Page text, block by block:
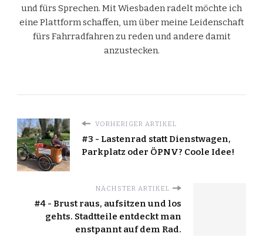
und fürs Sprechen. Mit Wiesbaden radelt möchte ich
eine Plattform schaffen, um über meine Leidenschaft
fürs Fahrradfahren zu reden und andere damit
anzustecken.
VORHERIGER ARTIKEL
#3 - Lastenrad statt Dienstwagen,
Parkplatz oder ÖPNV? Coole Idee!
NÄCHSTER ARTIKEL
#4 - Brust raus, aufsitzen und los
gehts. Stadtteile entdeckt man
enstpannt auf dem Rad.